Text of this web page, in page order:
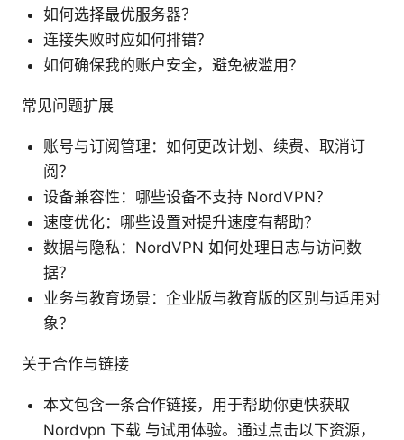
如何选择最优服务器？
连接失败时应如何排错？
如何确保我的账户安全，避免被滥用？
常见问题扩展
账号与订阅管理：如何更改计划、续费、取消订
阅？
设备兼容性：哪些设备不支持 NordVPN？
速度优化：哪些设置对提升速度有帮助？
数据与隐私：NordVPN 如何处理日志与访问数
据？
业务与教育场景：企业版与教育版的区别与适用对
象？
关于合作与链接
本文包含一条合作链接，用于帮助你更快获取
Nordvpn 下载 与试用体验。通过点击以下资源，